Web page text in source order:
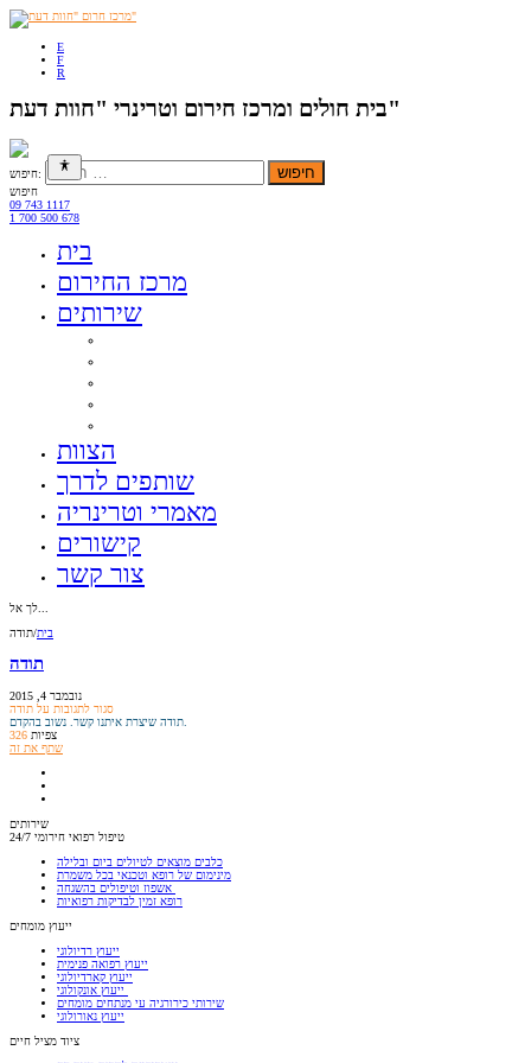
E
F
R
בית חולים ומרכז חירום וטרינרי "חוות דעת"
חיפוש:
חיפוש
09 743 1117
1 700 500 678
בית
מרכז החירום
שירותים
הצוות
שותפים לדרך
מאמרי וטרינריה
קישורים
צור קשר
בית/תודה
תודה
נובמבר 4, 2015
סגור לתגובות על תודה
326 צפיות
שתף את זה
שירותים
טיפול רפואי חירומי 24/7
כלבים‭ ‬מוצאים‭ ‬לטיולים‭ ‬ביום‭ ‬ובלילה
מינימום‭ ‬של‭ ‬רופא‭ ‬וטכנאי‭ ‬בכל‭ ‬משמרת
רופא‭ ‬זמין‭ ‬לבדיקות‭ ‬רפואיות
ייעוץ מומחים
ייעוץ רדיולוגי
‬ייעוץ‭ ‬רפואה‭ ‬פנימית
ייעוץ‭ ‬קארדיולוגי
שירותי‭ ‬כירורגיה‭ ‬עי‭ ‬מנתחים‭ ‬מומחים
ייעוץ‭ ‬נאורולוגי
ציוד‭ ‬מציל‭ ‬חיים